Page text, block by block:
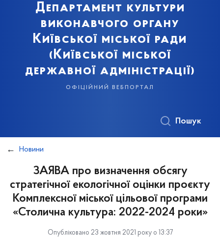
Департамент культури
виконавчого органу
Київської міської ради
(Київської міської
державної адміністрації)
офіційний вебпортал
Пошук
Новини
ЗАЯВА про визначення обсягу
стратегічної екологічної оцінки проєкту
Комплексної міської цільової програми
«Столична культура: 2022-2024 роки»
Опубліковано 23 жовтня 2021 року о 13:37